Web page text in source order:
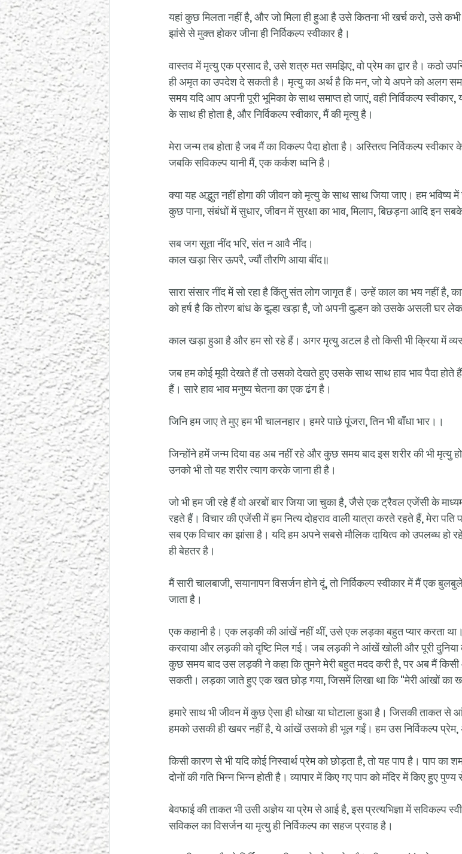
यहां कुछ मिलता नहीं है, और जो मिला ही हुआ है उसे कितना भी खर्च करो, उसे
झांसे से मुक्त होकर जीना ही निर्विकल्प स्वीकार है।
वास्तव में मृत्यु एक प्रसाद है, उसे शत्रु मत समझिए, वो प्रेम का द्वार है। कठो
ही अमृत का उपदेश दे सकती है। मृत्यु का अर्थ है कि मन, जो ये अपने को अलग
समय यदि आप अपनी पूरी भूमिका के साथ समाप्त हो जाएं, वही निर्विकल्प
के साथ ही होता है, और निर्विकल्प स्वीकार, मैं की मृत्यु है।
मेरा जन्म तब होता है जब मैं का विकल्प पैदा होता है। अस्तित्व निर्विकल्प
जबकि सविकल्प यानी मैं, एक कर्कश ध्वनि है।
क्या यह अद्भुत नहीं होगा की जीवन को मृत्यु के साथ साथ जिया जाए। हम भविष्य
कुछ पाना, संबंधों में सुधार, जीवन में सुरक्षा का भाव, मिलाप, बिछड़ना आदि इन
सब जग सूता नींद भरि, संत न आवै नींद।
काल खड़ा सिर ऊपरै, ज्यौं तौरणि आया बींद॥
सारा संसार नींद में सो रहा है किंतु संत लोग जागृत हैं। उन्हें काल का भय नहीं है,
को हर्ष है कि तोरण बांध के दूल्हा खड़ा है, जो अपनी दुल्हन को उसके असली घर
काल खड़ा हुआ है और हम सो रहे हैं। अगर मृत्यु अटल है तो किसी भी क्रिया में
जब हम कोई मूवी देखते हैं तो उसको देखते हुए उसके साथ साथ हाव भाव पैदा होते
हैं। सारे हाव भाव मनुष्य चेतना का एक ढंग है।
जिनि हम जाए ते मुए हम भी चालनहार। हमरे पाछे पूंजरा, तिन भी बाँधा भार।।
जिन्होंने हमें जन्म दिया वह अब नहीं रहे और कुछ समय बाद इस शरीर की भी मृत्यु
उनको भी तो यह शरीर त्याग करके जाना ही है।
जो भी हम जी रहे हैं वो अरबों बार जिया जा चुका है, जैसे एक ट्रैवल एजेंसी के
रहते हैं। विचार की एजेंसी में हम नित्य दोहराव वाली यात्रा करते रहते हैं, मेरा पति
सब एक विचार का झांसा है। यदि हम अपने सबसे मौलिक दायित्व को उपलब्ध हो
ही बेहतर है।
मैं सारी चालबाजी, सयानापन विसर्जन होने दूं, तो निर्विकल्प स्वीकार में मैं एक
जाता है।
एक कहानी है। एक लड़की की आंखें नहीं थीं, उसे एक लड़का बहुत प्यार करता
करवाया और लड़की को दृष्टि मिल गई। जब लड़की ने आंखें खोली और पूरी दुनिया
कुछ समय बाद उस लड़की ने कहा कि तुमने मेरी बहुत मदद करी है, पर अब मैं किसी
सकती। लड़का जाते हुए एक खत छोड़ गया, जिसमें लिखा था कि "मेरी आंखों का
हमारे साथ भी जीवन में कुछ ऐसा ही धोखा या घोटाला हुआ है। जिसकी ताकत
हमको उसकी ही खबर नहीं है, ये आंखें उसको ही भूल गईं। हम उस निर्विकल्प प्रेम,
किसी कारण से भी यदि कोई निस्वार्थ प्रेम को छोड़ता है, तो यह पाप है। पाप
दोनों की गति भिन्न भिन्न होती है। व्यापार में किए गए पाप को मंदिर में किए हुए
बेवफाई की ताकत भी उसी अज्ञेय या प्रेम से आई है, इस प्रत्यभिज्ञा में सविकल्प
सविकल का विसर्जन या मृत्यु ही निर्विकल्प का सहज प्रवाह है।